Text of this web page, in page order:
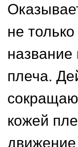
не
плеча.
кожей